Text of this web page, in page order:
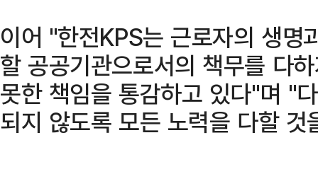
이어 "한전KPS는 근로자의 생명
할 공공기관으로서의 책무를 다
못한 책임을 통감하고 있다"며 "
되지 않도록 모든 노력을 다할